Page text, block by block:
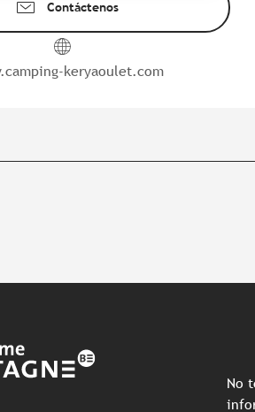
Contáctenos
keryaoulet.com
No